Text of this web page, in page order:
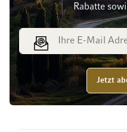
Rabatte
E-Mail Adresse
Jetzt